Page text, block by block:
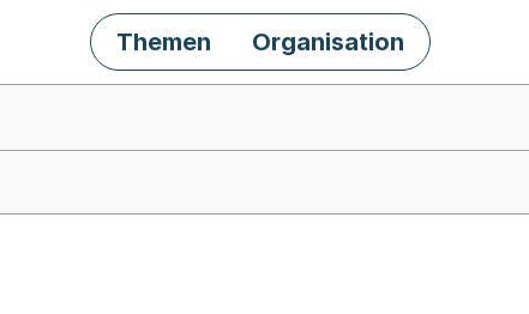
Themen Organisation